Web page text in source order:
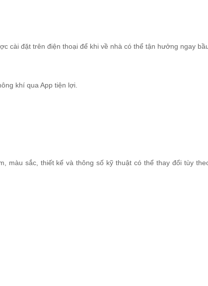
cài đặt trên điện thoại để khi về nhà có thể tận hưởng ngay
khí qua App tiện lợi.
màu sắc, thiết kế và thông số kỹ thuật có thể thay đổi tùy